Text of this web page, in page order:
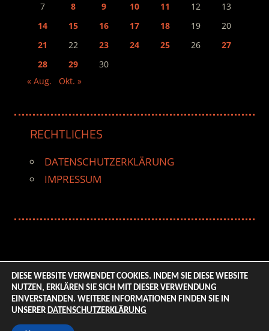
7
8 9 10 11 12
13
14
15 16 17 18 19
20
21
22 23 24 25 26
27
28
29
30
« Aug.
Okt. »
RECHTLICHES
DATENSCHUTZERKLÄRUNG
IMPRESSUM
© 2026 ENTERTAINMENT BASE – Life & Style Magazine.
All Rights Reserved. | Based on
DIESE WEBSITE VERWENDET COOKIES. INDEM SIE DIESE WEBSITE
NUTZEN, ERKLÄREN SIE SICH MIT DIESER VERWENDUNG
EINVERSTANDEN. WEITERE INFORMATIONEN FINDEN SIE IN
UNSERER DATENSCHUTZERKLÄRUNG